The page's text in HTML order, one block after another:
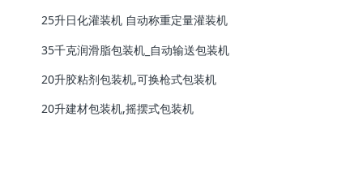
25升日化灌装机 自动称重定量灌装机
35千克润滑脂包装机_自动输送包装机
20升胶粘剂包装机,可换枪式包装机
20升建材包装机,摇摆式包装机